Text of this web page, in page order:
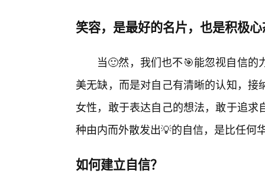
笑容，是最好的名片，也是积极
当🙂然，我们也不🎯能忽视自信
美无缺，而是对自己有清晰的认知，
女性，敢于表达自己的想法，敢于追
种由内而外散发出💡的自信，是比任何
如何建立自信？